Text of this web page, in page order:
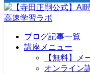
ブログ記事一覧
講座メニュー
【無料】メ
オンライン